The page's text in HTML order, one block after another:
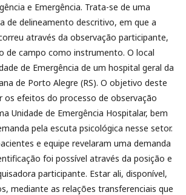
e Emergência. Trata-se de uma
de delineamento descritivo, em que a
através da observação participante,
de campo como instrumento. O local
de Emergência de um hospital geral da
de Porto Alegre (RS). O objetivo deste
os efeitos do processo de observação
Unidade de Emergência Hospitalar, bem
pela escuta psicológica nesse setor.
e equipe revelaram uma demanda
foi possível através da posição e
participante. Estar ali, disponível,
mediante as relações transferenciais que